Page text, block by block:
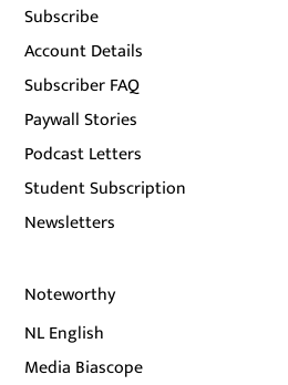
Subscribe
Account Details
Subscriber FAQ
Paywall Stories
Podcast Letters
Student Subscription
Newsletters
Noteworthy
NL English
Media Biascope